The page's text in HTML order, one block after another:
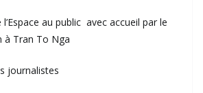
au public avec accueil par le
à Tran To Nga
journalistes